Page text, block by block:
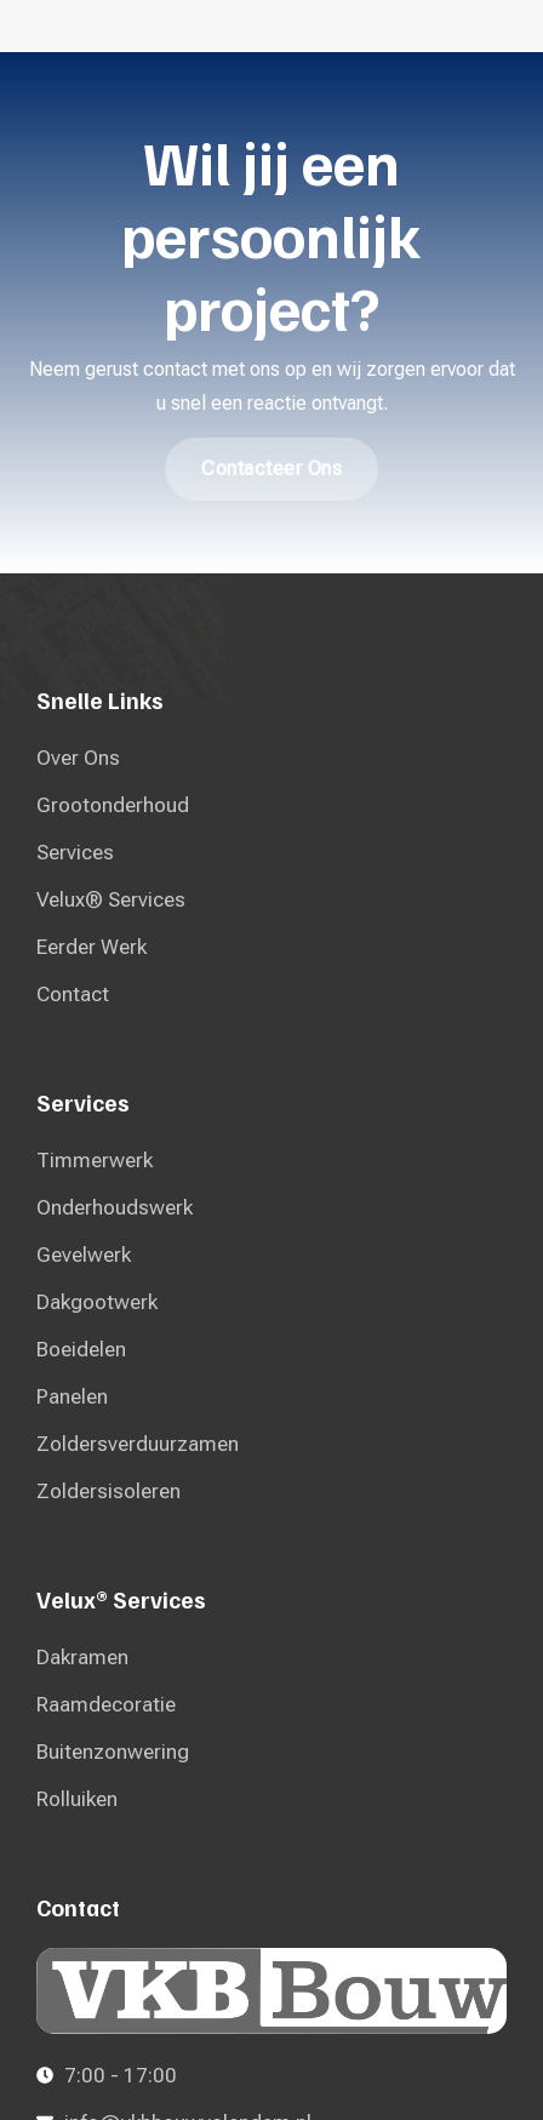
Wil jij een
persoonlijk
project?
Neem gerust contact met ons op en wij zorgen ervoor dat
u snel een reactie ontvangt.
Contacteer Ons
Snelle Links
Over Ons
Grootonderhoud
Services
Velux® Services
Eerder Werk
Contact
Services
Timmerwerk
Onderhoudswerk
Gevelwerk
Dakgootwerk
Boeidelen
Panelen
Zoldersverduurzamen
Zoldersisoleren
Velux® Services
Dakramen
Raamdecoratie
Buitenzonwering
Rolluiken
Contact
7:00 - 17:00